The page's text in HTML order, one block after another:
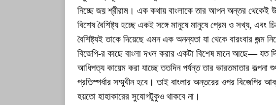
নিচ্ছে জয় শ্রীরাম। এক কথায় বাংলাকে তার আপন অন্তর থেকেই
বিশেষ বৈশিষ্ট্য হচ্ছে একই সঙ্গে মানুষে মানুষে প্রেম ও সখ্য, এবং
বৈশিষ্ট্যই তাকে দিয়েছে এমন এক অনন্যতা যা থেকে বারংবার জন্ম
বিজেপি-র কাছে বাংলা দখল করার একটা বিশেষ মানে আছে— যত
আধিপত্য কায়েম করা যাচ্ছে ততদিন পর্যন্ত তার ভারতমাতার কল্পনা
প্রতিস্পর্ধার সম্মুখীন হবে। তাই বাংলার অন্তরের ওপর
হয়তো হাহাকারের সুযোগটুকুও থাকবে না।